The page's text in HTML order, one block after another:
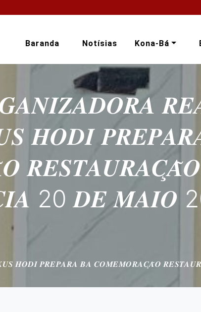
Baranda Notísias Kona-Bá
𝑯𝑶𝑫𝑰
𝑹𝑬𝑺𝑻𝑨𝑼𝑹𝑨𝑪̧𝑨̃𝑶
20 𝑫𝑬 𝑴𝑨𝑰𝑶
𝑯𝑶𝑫𝑰 𝑷𝑹𝑬𝑷𝑨𝑹𝑨 𝑩𝑨 𝑪𝑶𝑴𝑬𝑴𝑶𝑹𝑨𝑪̧𝑨̃𝑶